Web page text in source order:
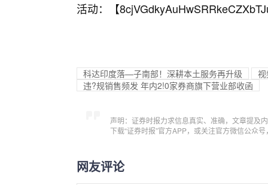
活动：【
科达印度落—子南部！深耕本土服务再升级
违?规销售频发 年内2!0家券商旗下营业部收函
声明：证券时报力求信息真实、准确，文章提及
下载“证券时报”官方APP，或关注官方微信公众
网友评论